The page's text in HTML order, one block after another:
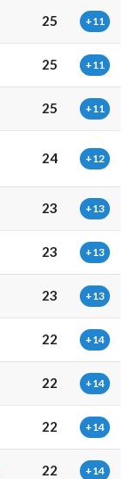
25 +11
25 +11
25 +11
24 +12
23 +13
23 +13
23 +13
22 +14
22 +14
22 +14
22 +14